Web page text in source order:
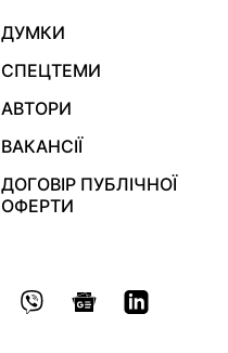
ДУМКИ
СПЕЦТЕМИ
АВТОРИ
ВАКАНСІЇ
ДОГОВІР ПУБЛІЧНОЇ
ОФЕРТИ